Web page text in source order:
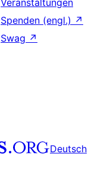
Veranstaltungen
Spenden (engl.) ↗
Swag ↗
Deutsch